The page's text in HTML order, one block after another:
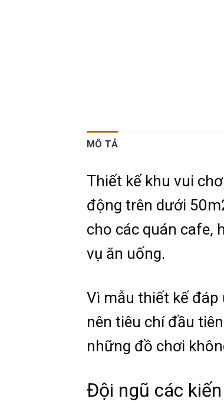
MÔ TẢ
Thiết kế khu vui
động trên dưới
cho các quán cafe,
vụ ăn uống.
Vì mẫu thiết kế đáp
nên tiêu chí đầu
những đồ chơi
Đội ngũ các